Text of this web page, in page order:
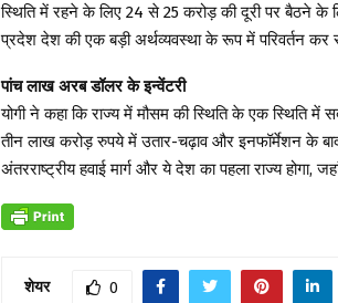
स्थिति में रहने के लिए 24 से 25 करोड़ की दूरी पर बैठने के
प्रदेश देश की एक बड़ी अर्थव्यवस्था के रूप में परिवर्तन कर
पांच लाख अरब डॉलर के इन्वेंटरी
योगी ने कहा कि राज्य में मौसम की स्थिति के एक स्थिति
तीन लाख करोड़ रुपये में उतार-चढ़ाव और इनफॉर्मेशन के बाद
अंतरराष्ट्रीय हवाई मार्ग और ये देश का पहला राज्य होगा, जहां
शेयर 0